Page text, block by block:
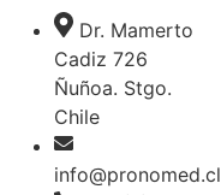
Dr. Mamerto
Cadiz 726
Ñuñoa. Stgo.
Chile
info@pronomed.cl